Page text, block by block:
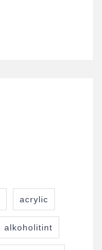
acrylic
alkoholitint